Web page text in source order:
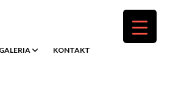
GALERIA KONTAKT